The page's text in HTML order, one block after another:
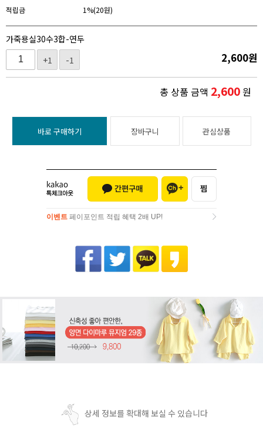
적립금 1%(20원)
가죽용실30수3합-연두
+1
-1 2,600원
총 상품 금액 2,600원
바로 구매하기 장바구니 관심상품
이벤트 페이포인트 적립 혜택 2배 UP!
상세 정보를 확대해 보실 수 있습니다